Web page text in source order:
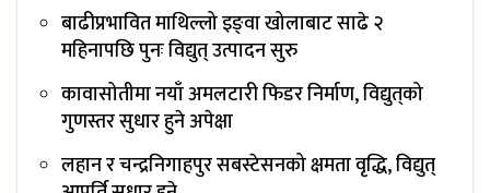
बाढीप्रभावित माथिल्लो इङ्‌वा खोलाबाट साढे २
महिनापछि पुनः विद्युत् उत्पादन सुरु
कावासोतीमा नयाँ अमलटारी फिडर निर्माण, विद्युत्‌को
गुणस्तर सुधार हुने अपेक्षा
लहान र चन्द्रनिगाहपुर सबस्टेसनको क्षमता वृद्धि, विद्युत्